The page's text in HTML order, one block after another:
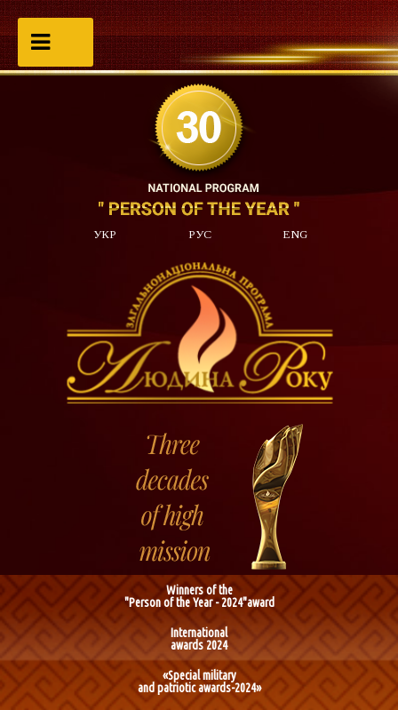
УКР РУС ENG
Winners of the
"Person of the Year - 2024"award
International
awards 2024
«Special military
and patriotic awards-2024»